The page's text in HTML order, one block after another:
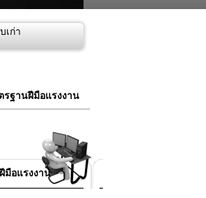
เก่า
รฐานฝีมือแรงงาน
มือแรงงาน